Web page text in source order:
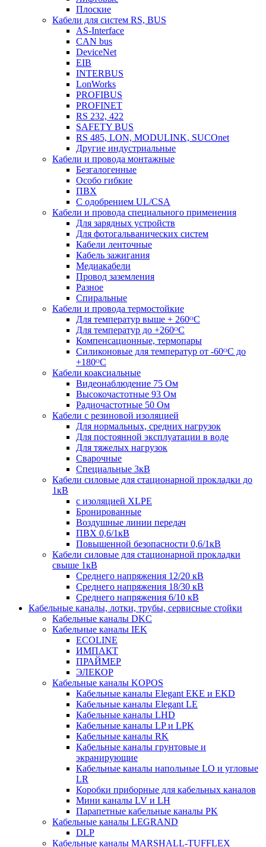
Плоские
Кабели для систем RS, BUS
AS-Interface
CAN bus
DeviceNet
EIB
INTERBUS
LonWorks
PROFIBUS
PROFINET
RS 232, 422
SAFETY BUS
RS 485, LON, MODULINK, SUCOnet
Другие индустриальные
Кабели и провода монтажные
Безгалогенные
Особо гибкие
ПВХ
С одобрением UL/CSA
Кабели и провода специального применения
Для зарядных устройств
Для фотогальванических систем
Кабели ленточные
Кабель зажигания
Медиакабели
Провод заземления
Разное
Спиральные
Кабели и провода термостойкие
Для температур выше + 260ᴼС
Для температур до +260ᴼС
Компенсационные, термопары
Силиконовые для температур от -60ᴼC до
+180ᴼС
Кабели коаксиальные
Видеонаблюдение 75 Ом
Высокочастотные 93 Ом
Радиочастотные 50 Ом
Кабели с резиновой изоляцией
Для нормальных, средних нагрузок
Для постоянной эксплуатации в воде
Для тяжелых нагрузок
Сварочные
Специальные 3кВ
Кабели силовые для стационарной прокладки до
1кВ
c изоляцией XLPE
Бронированные
Воздушные линии передач
ПВХ 0,6/1кВ
Повышенной безопасности 0,6/1кВ
Кабели силовые для стационарной прокладки
свыше 1кВ
Среднего напряжения 12/20 кВ
Среднего напряжения 18/30 кВ
Среднего напряжения 6/10 кВ
Кабельные каналы, лотки, трубы, сервисные стойки
Кабельные каналы DKC
Кабельные каналы IEK
ECOLINE
ИМПАКТ
ПРАЙМЕР
ЭЛЕКОР
Кабельные каналы KOPOS
Кабельные каналы Elegant EKE и EKD
Кабельные каналы Elegant LE
Кабельные каналы LHD
Кабельные каналы LP и LPK
Кабельные каналы RK
Кабельные каналы грунтовые и
экранирующие
Кабельные каналы напольные LO и угловые
LR
Коробки приборные для кабельных каналов
Мини каналы LV и LH
Парапетные кабельные каналы PK
Кабельные каналы LEGRAND
DLP
Кабельные каналы MARSHALL-TUFFLEX